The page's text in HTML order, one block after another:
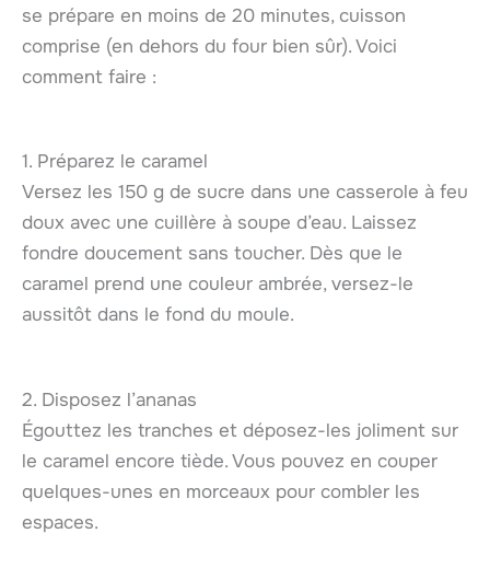
se prépare en moins de 20 minutes, cuisson
comprise (en dehors du four bien sûr). Voici
comment faire :
1. Préparez le caramel
Versez les 150 g de sucre dans une casserole à feu
doux avec une cuillère à soupe d’eau. Laissez
fondre doucement sans toucher. Dès que le
caramel prend une couleur ambrée, versez-le
aussitôt dans le fond du moule.
2. Disposez l’ananas
Égouttez les tranches et déposez-les joliment sur
le caramel encore tiède. Vous pouvez en couper
quelques-unes en morceaux pour combler les
espaces.